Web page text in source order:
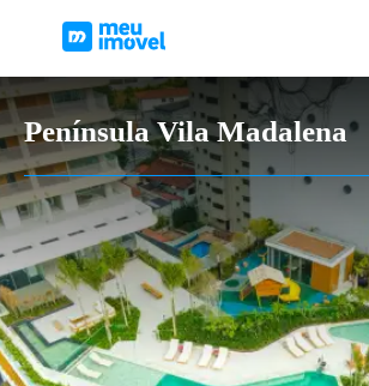
Península Vila Madalena